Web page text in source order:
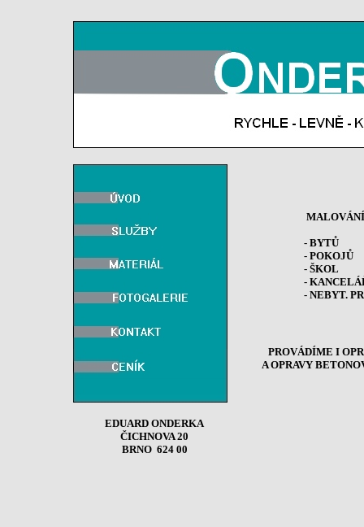
EDUARD ONDERKA
ČICHNOVA 20
BRNO 624 00
- BYTŮ
- POKOJŮ
- ŠKOL
-
- NEBYT.
PROVÁDÍME I
A OPRAVY